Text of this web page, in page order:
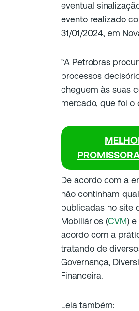
eventual
evento realizado
31/01/2024, em
“A Petrobras
processos
cheguem às suas
mercado, que foi o
De acordo com a
não continham
publicadas no site
Mobiliários (CVM) e
acordo com a
tratando de
Governança,
Financeira.
Leia também: